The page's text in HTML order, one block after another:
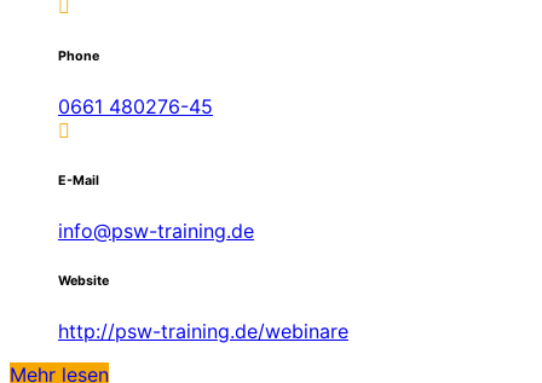
Phone
0661 480276-45
E-Mail
info@psw-training.de
Website
http://psw-training.de/webinare
Mehr lesen